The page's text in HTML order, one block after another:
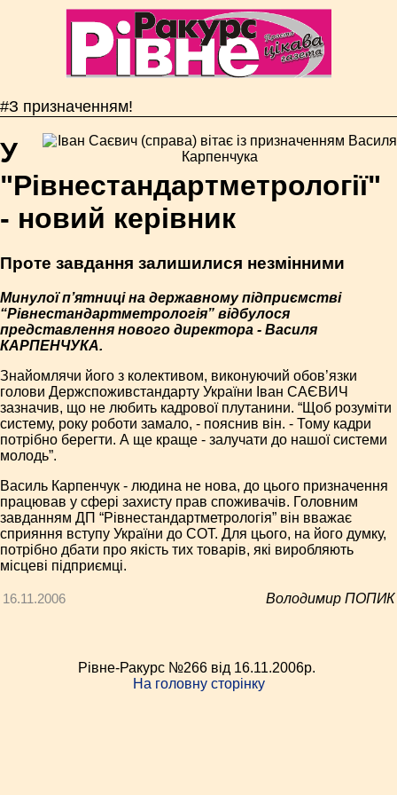
#З призначенням!
У
"Рівнестандартметрології"
- новий керівник
Проте завдання залишилися незмінними
Минулої п’ятниці на державному підприємстві
“Рівнестандартметрологія” відбулося
представлення нового директора - Василя
КАРПЕНЧУКА.
Знайомлячи його з колективом, виконуючий обов’язки
голови Держспоживстандарту України Іван САЄВИЧ
зазначив, що не любить кадрової плутанини. “Щоб розуміти
систему, року роботи замало, - пояснив він. - Тому кадри
потрібно берегти. А ще краще - залучати до нашої системи
молодь”.
Василь Карпенчук - людина не нова, до цього призначення
працював у сфері захисту прав споживачів. Головним
завданням ДП “Рівнестандартметрологія” він вважає
сприяння вступу України до СОТ. Для цього, на його думку,
потрібно дбати про якість тих товарів, які виробляють
місцеві підприємці.
16.11.2006 Володимир ПОПИК
Рівне-Ракурс №266 від 16.11.2006p.
На головну сторінку